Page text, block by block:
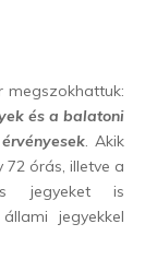
és a balatoni
. Akik
órás, illetve a
jegyeket is
jegyekkel